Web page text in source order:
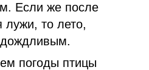
Если же после
лужи, то лето,
дождливым.
погоды птицы